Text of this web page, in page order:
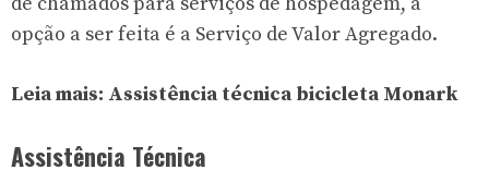
opção a ser feita é a Serviço de Valor Agregado.
Leia mais: Assistência técnica bicicleta Monark
Assistência Técnica